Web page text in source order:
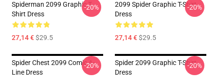
Spiderman 2099 Graphic T-
Shirt Dress
27,14 €$29.5
-20%
2099 Spider Graphic T-Shirt
Dress
27,14 €$29.5
-20%
Spider Chest 2099 Comic A-
Line Dress
-20%
Spider 2099 Graphic T-Shirt
Dress
-20%